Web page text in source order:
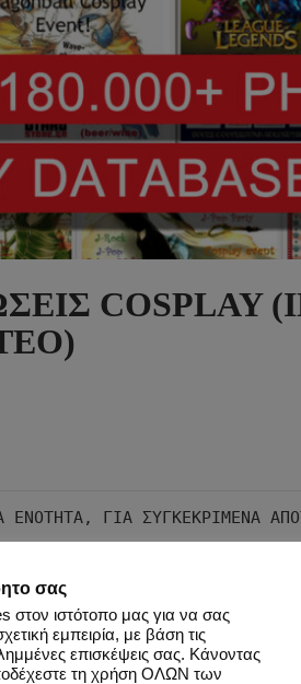
COSPLAY
/
σας
στον ιστότοπο μας για να σας
εμπειρία, με βάση τις
επισκέψεις σας. Κάνοντας
τη χρήση ΟΛΩΝ των